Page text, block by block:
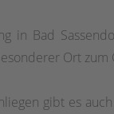
in Bad
Ort zum
gibt es